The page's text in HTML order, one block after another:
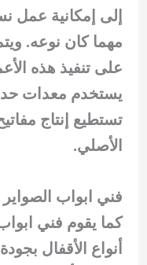
إلى إمكانية عمل
مهما كان نوعه.
على تنفيذ هذه
يستخدم معدات
الأصلي.
فني ابواب الصواير
كما يقوم فني
أنواع الأقفال